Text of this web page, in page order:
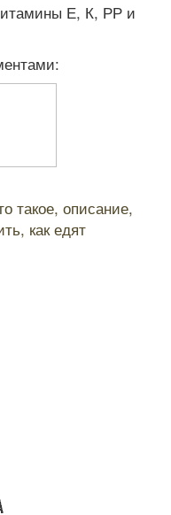
Е, К, РР и
такое, описание,
как едят